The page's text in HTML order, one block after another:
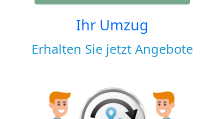
Ihr Umzug
Erhalten Sie jetzt Angebote